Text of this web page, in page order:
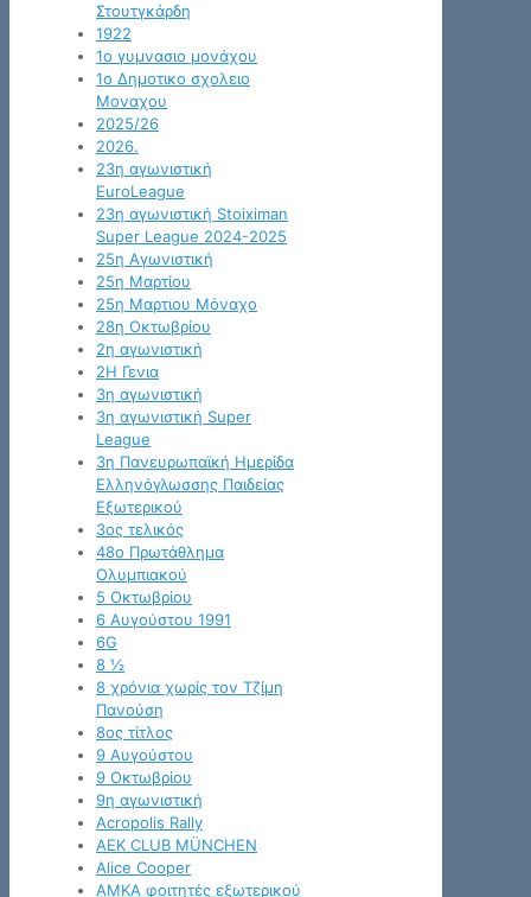
Στουτγκάρδη
1922
1ο γυμνασιο μονάχου
1ο Δημοτικο σχολειο
Μοναχου
2025/26
2026.
23η αγωνιστική
EuroLeague
23η αγωνιστική Stoiximan
Super League 2024-2025
25η Αγωνιστική
25η Μαρτίου
25η Μαρτιου Μόναχο
28η Οκτωβρίου
2η αγωνιστική
2Η Γενια
3η αγωνιστική
3η αγωνιστική Super
League
3η Πανευρωπαϊκή Ημερίδα
Ελληνόγλωσσης Παιδείας
Εξωτερικού
3ος τελικός
48ο Πρωτάθλημα
Ολυμπιακού
5 Οκτωβρίου
6 Αυγούστου 1991
6G
8 ½
8 χρόνια χωρίς τον Τζίμη
Πανούση
8ος τίτλος
9 Αυγούστου
9 Οκτωβρίου
9η αγωνιστική
Acropolis Rally
AEK CLUB MÜNCHEN
Alice Cooper
AMKA φοιτητές εξωτερικού